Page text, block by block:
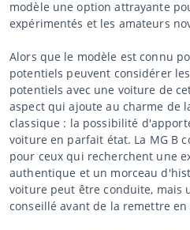
modèle une option attrayante
expérimentés et les amateurs
Alors que le modèle est connu
potentiels peuvent considérer
potentiels avec une voiture de
aspect qui ajoute au charme de
classique : la possibilité
voiture en parfait état. La MG B
pour ceux qui recherchent une
authentique et un morceau
voiture peut être conduite, mais
conseillé avant de la remettre